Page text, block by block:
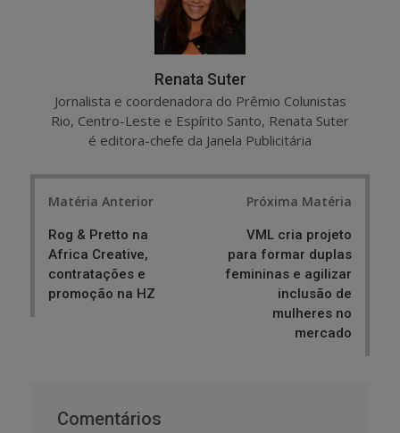
Renata Suter
Jornalista e coordenadora do Prêmio Colunistas
Rio, Centro-Leste e Espírito Santo, Renata Suter
é editora-chefe da Janela Publicitária
Matéria Anterior
Rog & Pretto na
Africa Creative,
contratações e
promoção na HZ
Próxima Matéria
VML cria projeto
para formar duplas
femininas e agilizar
inclusão de
mulheres no
mercado
Comentários